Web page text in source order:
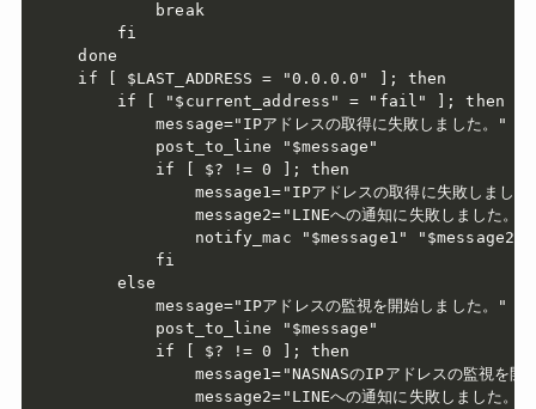
        break
    fi
done
if [ $LAST_ADDRESS = "0.0.0.0" ]; then
    if [ "$current_address" = "fail" ]; then
        message="IPアドレスの取得に失敗しました。"
        post_to_line "$message"
        if [ $? != 0 ]; then
message1="IPアドレスの取得に失敗しました
            message2="LINEへの通知に失敗しました。"
            notify_mac "$message1" "$message2"
        fi
    else
        message="IPアドレスの監視を開始しました。"
        post_to_line "$message"
        if [ $? != 0 ]; then
message1="NASNASのIPアドレスの監視を開
            message2="LINEへの通知に失敗しました。"